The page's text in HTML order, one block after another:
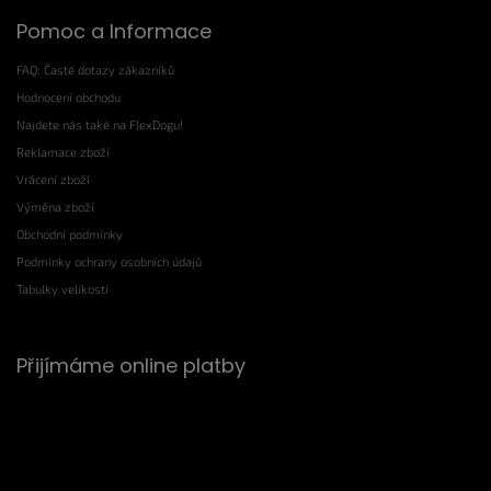
Pomoc a Informace
FAQ: Časté dotazy zákazníků
Hodnocení obchodu
Najdete nás také na FlexDogu!
Reklamace zboží
Vrácení zboží
Výměna zboží
Obchodní podmínky
Podmínky ochrany osobních údajů
Tabulky velikostí
Přijímáme online platby